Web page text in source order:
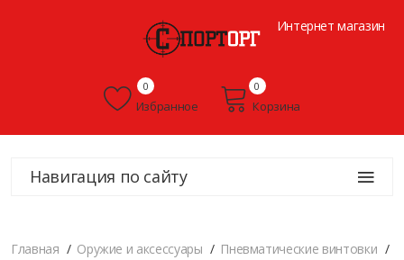
Интернет магазин
Избранное
0
Корзина
0
Навигация по сайту
Главная Оружие и аксессуары
Пневматические винтовки